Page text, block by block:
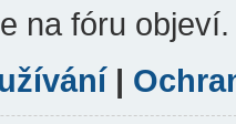
na fóru objeví.
|